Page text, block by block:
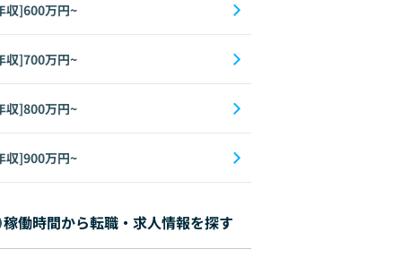
収]600万円~
収]700万円~
収]800万円~
収]900万円~
稼働時間から転職・求人情報を探す